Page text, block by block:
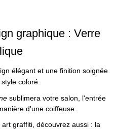
graphique : Verre
élégant et une finition soignée
coloré.
sublimera votre salon, l'entrée
d'une coiffeuse.
graffiti, découvrez aussi : la